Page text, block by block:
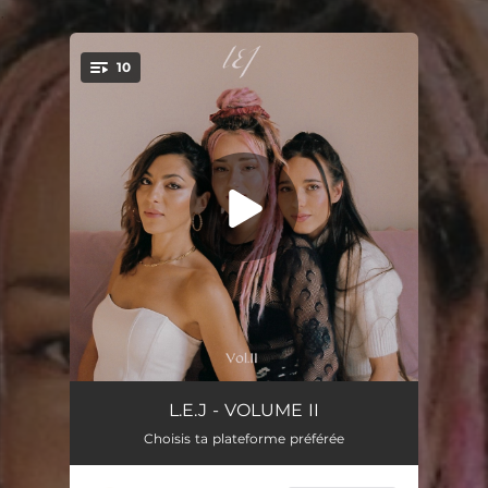
You're all set!
10
La javanaise
Foule sentimentale x La vie en rose
L.E.J - VOLUME II
Choisis ta plateforme préférée
.